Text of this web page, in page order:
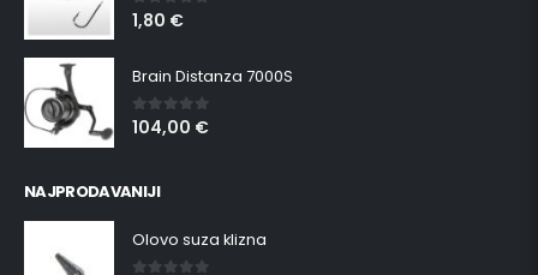
0 out of 5
1,80 €
Brain Distanza 7000S
0out of 5
104,00 €
NAJPRODAVANIJI
Olovo suza klizna